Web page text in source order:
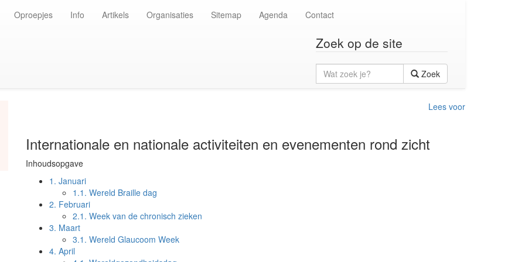
Oproepjes Info Artikels Organisaties Sitemap Agenda Contact
Zoek op de site
Wat
zoek
je?
Zoek
Lees voor
Internationale en nationale activiteiten en evenementen rond zicht
Inhoudsopgave
1. Januari
1.1. Wereld Braille dag
2. Februari
2.1. Week van de chronisch zieken
3. Maart
3.1. Wereld Glaucoom Week
4. April